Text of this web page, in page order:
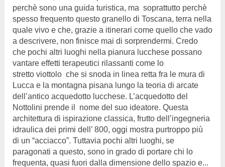
perchè sono una guida turistica, ma soprattutto perchè
spesso frequento questo granello di Toscana, terra nella
quale vivo e che, grazie a itinerari come quello che vado
a descrivere, non finisce mai di sorprendermi. Credo
che pochi altri luoghi nella pianura lucchese possano
vantare effetti terapeutici rilassanti come lo
stretto viottolo che si snoda in linea retta fra le mura di
Lucca e la montagna pisana lungo la teoria di arcate
dell’antico acquedotto lucchese. L’acquedotto del
Nottolini prende il nome del suo ideatore. Questa
architettura di ispirazione classica, frutto dell’ingegneria
idraulica dei primi dell’ 800, oggi mostra purtroppo più
di un “acciacco”. Tuttavia pochi altri luoghi, se
paragonati a questo, sono in grado di portare chi lo
frequenta, quasi fuori dalla dimensione dello spazio e...